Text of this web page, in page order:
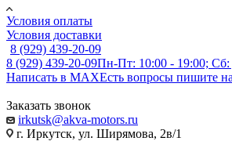
Условия оплаты
Условия доставки
8 (929) 439-20-09
8 (929) 439-20-09Пн-Пт: 10:00 - 19:00;
Написать в MAXЕсть вопросы пишите
Заказать звонок
irkutsk@akva-motors.ru
г. Иркутск, ул. Ширямова, 2в/1